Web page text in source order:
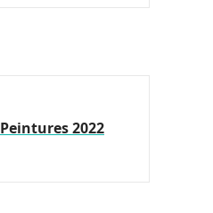
Peintures 2022